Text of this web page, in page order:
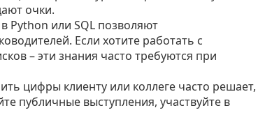
очки.
Python или SQL позволяют
Если хотите работать с
– эти знания часто требуются при
цифры клиенту или коллеге часто решает,
публичные выступления, участвуйте в